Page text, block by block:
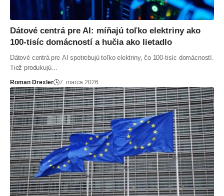
Dátové centrá pre AI: míňajú toľko elektriny ako
100-tisíc domácností a hučia ako lietadlo
Dátové centrá pre AI spotrebujú toľko elektriny, čo 100-tisíc domácností.
Tiež produkujú…
Roman Drexler 7. marca 2026